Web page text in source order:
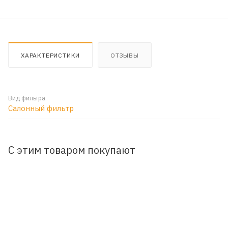
ХАРАКТЕРИСТИКИ ОТЗЫВЫ
Вид фильтра
Салонный фильтр
С этим товаром покупают